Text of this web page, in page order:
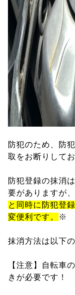
防犯のため、防
取をお断りしてお
防犯登録の抹消
要がありますが、
と同時に防犯登
変便利です。
※
抹消方法は以下
【注意】自転車
きが必要です！